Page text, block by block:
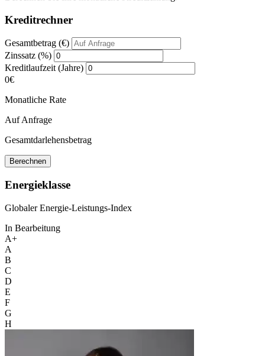
Kreditrechner
Gesamtbetrag (€)
Zinssatz (%)
Kreditlaufzeit (Jahre)
0€
Monatliche Rate
Auf Anfrage
Gesamtdarlehensbetrag
Berechnen
Energieklasse
Globaler Energie-Leistungs-Index
In Bearbeitung
A+
A
B
C
D
E
F
G
H